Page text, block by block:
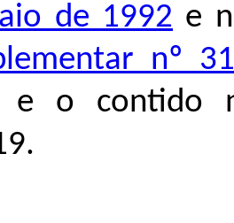
de 1992 e
nº
e o contido